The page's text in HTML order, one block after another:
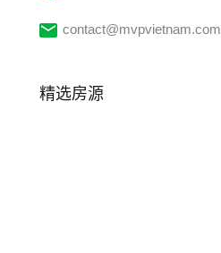
contact@mvpvietnam.com
精选房源